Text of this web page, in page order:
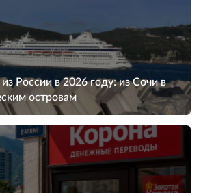
России в 2026 году: из Сочи в
островам